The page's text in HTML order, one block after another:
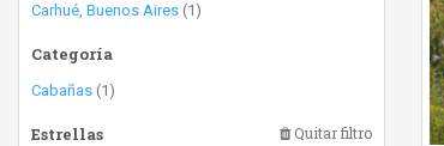
Carhué, Buenos Aires (1)
Categoría
Cabañas (1)
Estrellas Quitar filtro